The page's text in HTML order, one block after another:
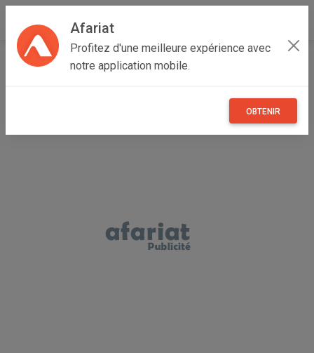
Afariat
Profitez d'une meilleure expérience avec
notre application mobile.
OBTENIR
Accueil Recherche Véhicules